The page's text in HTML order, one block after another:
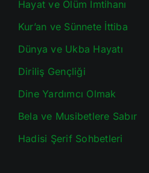
Hayat ve Ölüm İmtihanı
Kur’an ve Sünnete İttiba
Dünya ve Ukba Hayatı
Diriliş Gençliği
Dine Yardımcı Olmak
Bela ve Musibetlere Sabır
Hadisi Şerif Sohbetleri